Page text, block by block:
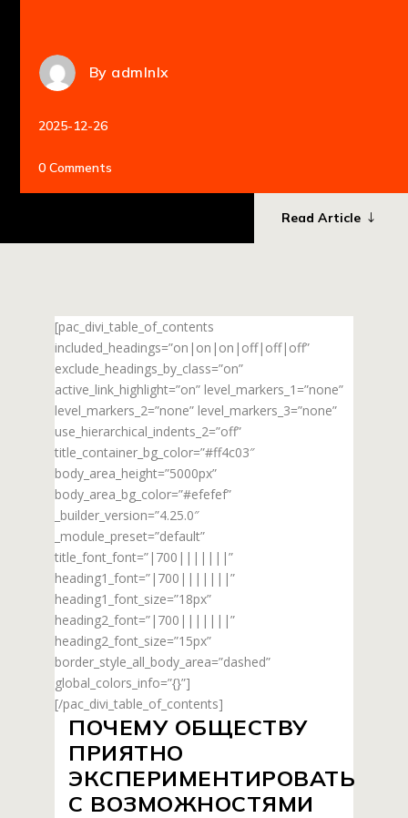
By admlnlx
2025-12-26
0 Comments
Read Article
[pac_divi_table_of_contents
included_headings=”on|on|on|off|off|off”
exclude_headings_by_class=”on”
active_link_highlight=”on” level_markers_1=”none”
level_markers_2=”none” level_markers_3=”none”
use_hierarchical_indents_2=”off”
title_container_bg_color=”#ff4c03″
body_area_height=”5000px”
body_area_bg_color=”#efefef”
_builder_version=”4.25.0″
_module_preset=”default”
title_font_font=”|700|||||||”
heading1_font=”|700|||||||”
heading1_font_size=”18px”
heading2_font=”|700|||||||”
heading2_font_size=”15px”
border_style_all_body_area=”dashed”
global_colors_info=”{}”]
[/pac_divi_table_of_contents]
ПОЧЕМУ ОБЩЕСТВУ
ПРИЯТНО
ЭКСПЕРИМЕНТИРОВАТЬ
С ВОЗМОЖНОСТЯМИ